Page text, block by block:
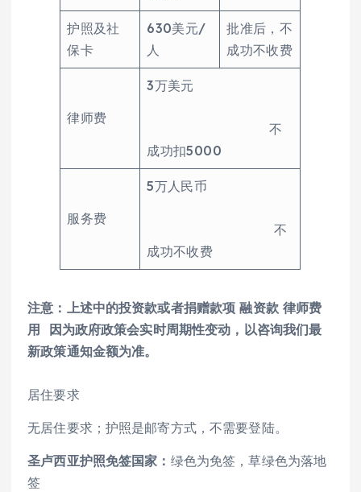
护照及社
保卡
630美元/
人
批准后，不
成功不收费
律师费
3万美元
不
成功扣5000
服务费
5万人民币
不
成功不收费
注意：上述中的投资款或者捐赠款项 融资款 律师费
用 因为政府政策会实时周期性变动，以咨询我们最
新政策通知金额为准。
居住要求
无居住要求；护照是邮寄方式，不需要登陆。
圣卢西亚护照免签国家： 绿色为免签，草绿色为落地
签